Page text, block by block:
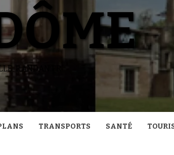
RANDAN.FR
TRANSPORTS SANTÉ